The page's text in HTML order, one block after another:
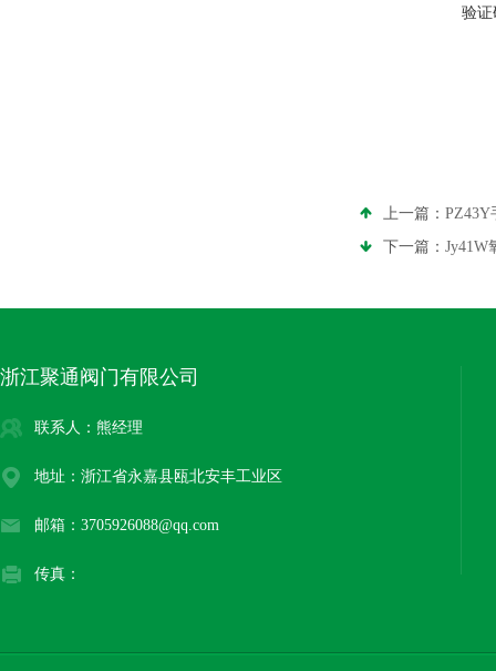
验证
上一篇： PZ43Y
下一篇： Jy41W
浙江聚通阀门有限公司
联系人：熊经理
地址：浙江省永嘉县瓯北安丰工业区
邮箱：3705926088@qq.com
传真：